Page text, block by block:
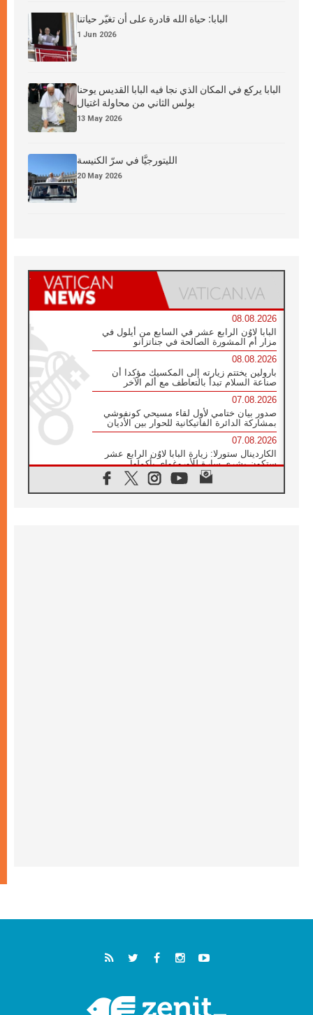
البابا: حياة الله قادرة على أن تغيّر حياتنا
1 Jun 2026
البابا يركع في المكان الذي نجا فيه البابا القديس يوحنا
بولس الثاني من محاولة اغتيال
13 May 2026
الليتورجيَّا في سرّ الكنيسة
20 May 2026
08.08.2026
البابا لاوُن الرابع عشر في السابع من أيلول في
مزار أم المشورة الصالحة في جناتزانو
08.08.2026
بارولين يختتم زيارته إلى المكسيك مؤكدا أن
صناعة السلام تبدأ بالتعاطف مع ألم الآخر
07.08.2026
صدور بيان ختامي لأول لقاء مسيحي كونفوشي
بمشاركة الدائرة الفاتيكانية للحوار بين الأديان
07.08.2026
الكاردينال ستورلا: زيارة البابا لاوُن الرابع عشر
ستكون بشرى سارة للأوروغواي بأكملها
الفاتيكان يعلن برنامج الزيارة الرسولية للبابا لاوُن